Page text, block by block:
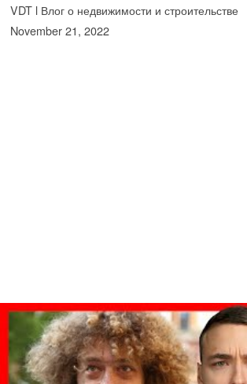
VDT l Влог о недвижимости и строительстве
November 21, 2022